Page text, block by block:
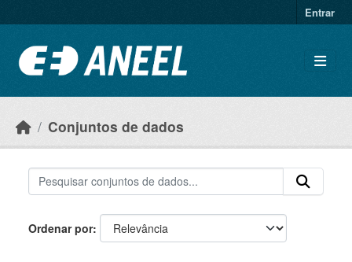
Entrar
Conjuntos de dados
Ordenar por